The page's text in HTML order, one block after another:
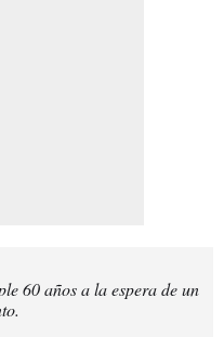
60 años a la espera de un